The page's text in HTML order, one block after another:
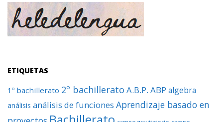
ETIQUETAS
1º bachillerato 2º bachillerato A.B.P. ABP algebra
análisis análisis de funciones Aprendizaje basado en